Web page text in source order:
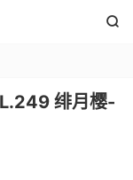

绯月樱-